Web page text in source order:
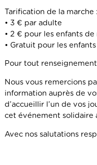
Tarification de la marche :
• 3 € par adulte
• 2 € pour les enfants de
• Gratuit pour les
Pour tout
Nous vous remercions
information auprès de
d’accueillir l’un de vos
cet événement solidaire
Avec nos salutations